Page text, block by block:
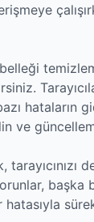
hataların
ve
tarayıcınızı
başka